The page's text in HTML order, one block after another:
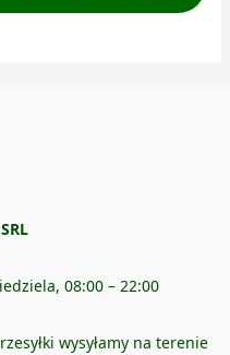
08:00 – 22:00
wysyłamy na terenie